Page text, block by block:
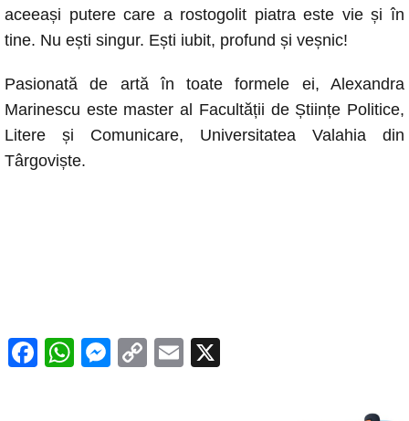
aceeași putere care a rostogolit piatra este vie și în
tine. Nu ești singur. Ești iubit, profund și veșnic!
Pasionată de artă în toate formele ei, Alexandra
Marinescu este master al Facultății de Științe Politice,
Litere și Comunicare, Universitatea Valahia din
Târgoviște.
F
W
M
C
E